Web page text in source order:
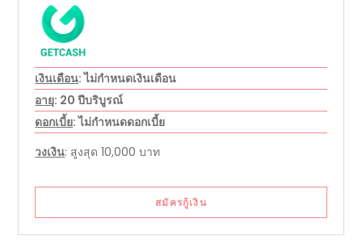
เงินเดือน: ไม่กำหนดเงินเดือน
อายุ: 20 ปีบริบูรณ์
ดอกเบี้ย: ไม่กำหนดดอกเบี้ย
วงเงิน: สูงสุด 10,000 บาท
สมัครกู้เงิน